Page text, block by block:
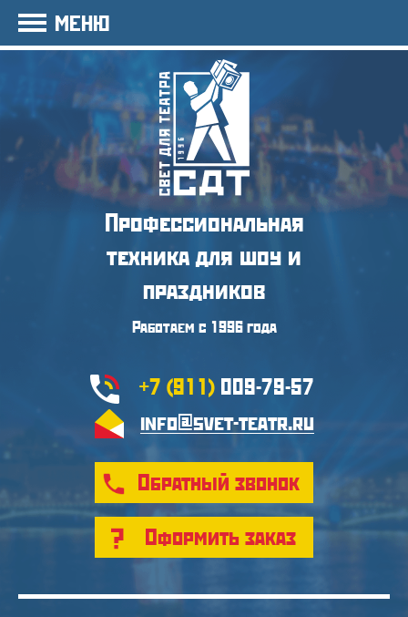
Профессиональная
техника для шоу и
праздников
Работаем с 1996 года
+7 (911) 009-79-57
info@svet-teatr.ru
Обратный звонок
Оформить заказ
МЕНЮ